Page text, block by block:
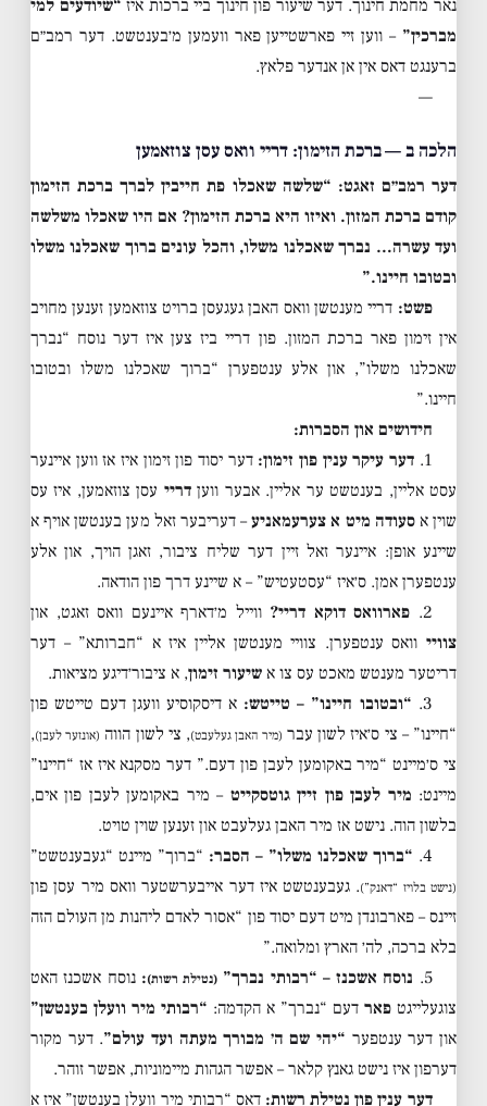
נאר מחמת חינוך. דער שיעור פון חינוך ביי ברכות איז “שיודעים למי
מברכין” – ווען זיי פארשטייען פאר וועמען מ׳בענטשט. דער רמב״ם
ברענגט דאס אין אן אנדער פלאץ.
—
הלכה ב — ברכת הזימון: דריי וואס עסן צוזאמען
דער רמב״ם זאגט: “שלשה שאכלו פת חייבין לברך ברכת הזימון
קודם ברכת המזון. ואיזו היא ברכת הזימון? אם היו שאכלו משלשה
ועד עשרה… נברך שאכלנו משלו, והכל עונים ברוך שאכלנו משלו
ובטובו חיינו.”
פשט: דריי מענטשן וואס האבן געגעסן ברויט צוזאמען זענען מחויב
אין זימון פאר ברכת המזון. פון דריי ביז צען איז דער נוסח “נברך
שאכלנו משלו”, און אלע ענטפערן “ברוך שאכלנו משלו ובטובו
חיינו.”
חידושים און הסברות:
1. דער עיקר ענין פון זימון: דער יסוד פון זימון איז אז ווען איינער
עסט אליין, בענטשט ער אליין. אבער וועןדריי עסן צוזאמען, איז עס
שוין אסעודה מיט א צערעמאניע– דעריבער זאל מען בענטשן אויף א
שיינע אופן: איינער זאל זיין דער שליח ציבור, זאגן הויך, און אלע
ענטפערן אמן. ס׳איז “עסטעטיש” – א שיינע דרך פון הודאה.
2. פארוואס דוקא דריי? ווייל מ׳דארף איינעם וואס זאגט, און
צוויי וואס ענטפערן. צוויי מענטשן אליין איז א “חברותא” – דער
דריטער מענטש מאכט עס צו א שיעור זימון, א ציבור׳דיגע מציאות.
3. “ובטובו חיינו” – טייטש: א דיסקוסיע וועגן דעם טייטש פון
“חיינו” – צי ס׳איז לשון עבר (מיר האבן געלעבט), צי לשון הווה (אונזער לעבן),
צי ס׳מיינט “מיר באקומען לעבן פון דעם.” דער מסקנא איז אז “חיינו”
מיינט: מיר לעבן פון זיין גוטסקייט – מיר באקומען לעבן פון אים,
בלשון הוה. נישט אז מיר האבן געלעבט און זענען שוין טויט.
4. “ברוך שאכלנו משלו” – הסבר: “ברוך” מיינט “געבענטשט”
(נישט בלויז “דאנק”). געבענטשט איז דער אייבערשטער וואס מיר עסן פון
זיינס – פארבונדן מיט דעם יסוד פון “אסור לאדם ליהנות מן העולם הזה
בלא ברכה, לה׳ הארץ ומלואה.”
5. נוסח אשכנז – “רבותי נברך” (נטילת רשות): נוסח אשכנז האט
צוגעלייגט פאר דעם “נברך” א הקדמה: “רבותי מיר וועלן בענטשן”
און דער ענטפער “יהי שם ה׳ מבורך מעתה ועד עולם”. דער מקור
דערפון איז נישט גאנץ קלאר – אפשר הגהות מיימוניות, אפשר זוהר.
דער ענין פון נטילת רשות: דאס “רבותי מיר וועלן בענטשן” איז א